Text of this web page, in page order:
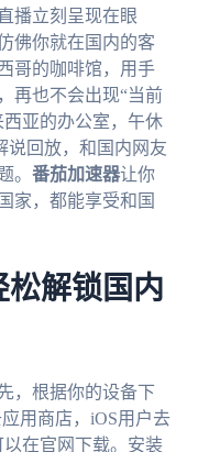
播立刻呈现在眼
佛你就在国内的客
哥的咖啡馆，用手
再也不会出现“当前
亚的办公室，午休
说回放，和国内网友
。 番茄加速器让你
家，都能享受和国
解锁国内
，根据你的设备下
用商店，iOS用户去
以在官网下载。安装